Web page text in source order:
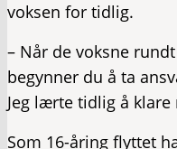
voksen for tidlig.
– Når de voksne
begynner du å ta
Jeg lærte tidlig å klare
Som 16-åring flyttet